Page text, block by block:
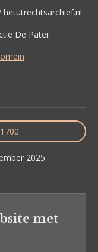
De Pater.
2025
met